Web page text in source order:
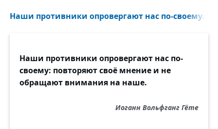
Наши противники опровергают нас по-своему...
Наши противники опровергают нас по-
своему: повторяют своё мнение и не
обращают внимания на наше.
Иоганн Вольфганг Гёте